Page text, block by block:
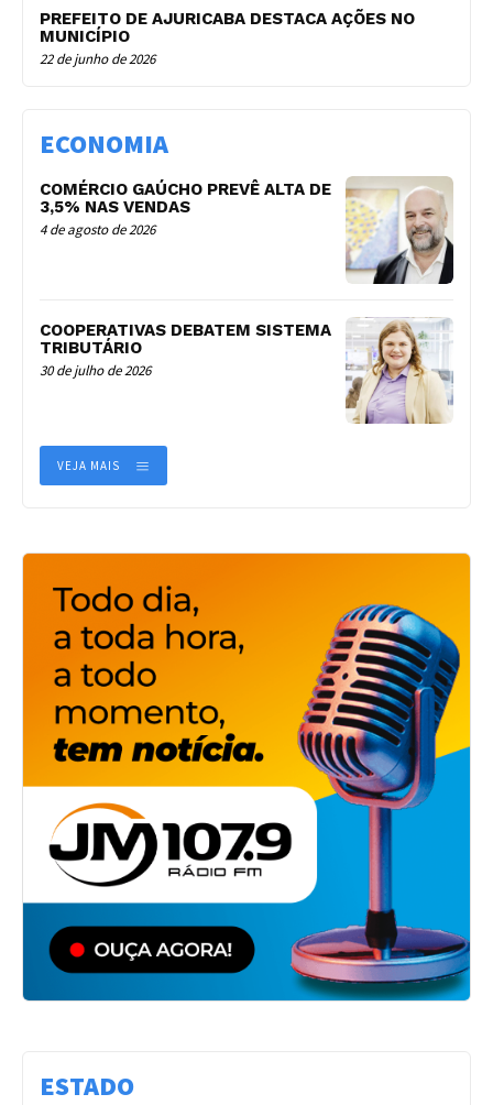
PREFEITO DE AJURICABA DESTACA AÇÕES NO
MUNICÍPIO
22 de junho de 2026
ECONOMIA
COMÉRCIO GAÚCHO PREVÊ ALTA DE
3,5% NAS VENDAS
4 de agosto de 2026
COOPERATIVAS DEBATEM SISTEMA
TRIBUTÁRIO
30 de julho de 2026
VEJA MAIS
ESTADO